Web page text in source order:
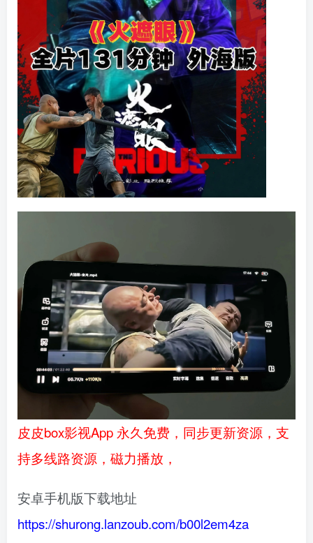
皮皮box影视App 永久免费，同步更新资源，支
持多线路资源，磁力播放，
安卓手机版下载地址
https://shurong.lanzoub.com/b00l2em4za